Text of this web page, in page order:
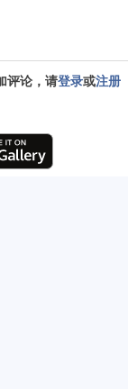
评论，请登录或注册